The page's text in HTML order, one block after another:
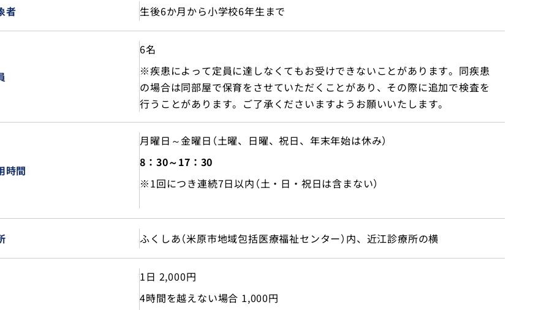
者 生後6か月から小学校6年生まで
6名
※疾患によって定員に達しなくてもお受けできないことがあります。同疾患
の場合は同部屋で保育をさせていただくことがあり、その際に追加で検査を
行うことがあります。ご了承くださいますようお願いいたします。
時間
月曜日～金曜日（土曜、日曜、祝日、年末年始は休み）
8：30～17：30
※1回につき連続7日以内（土・日・祝日は含まない）
ふくしあ（米原市地域包括医療福祉センター）内、近江診療所の横
1日 2,000円
4時間を越えない場合 1,000円